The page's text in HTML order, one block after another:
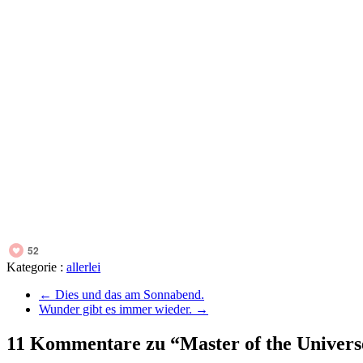
52
Kategorie : allerlei
← Dies und das am Sonnabend.
Wunder gibt es immer wieder. →
11 Kommentare zu “Master of the